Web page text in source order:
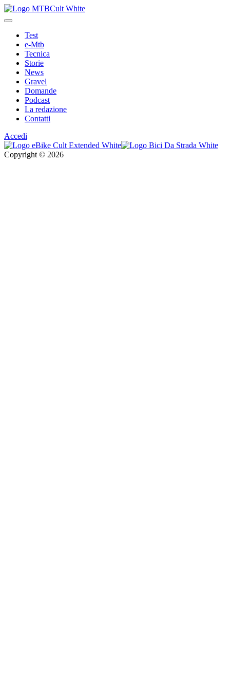
Test
e-Mtb
Tecnica
Storie
News
Gravel
Domande
Podcast
La redazione
Contatti
Accedi
Copyright © 2026